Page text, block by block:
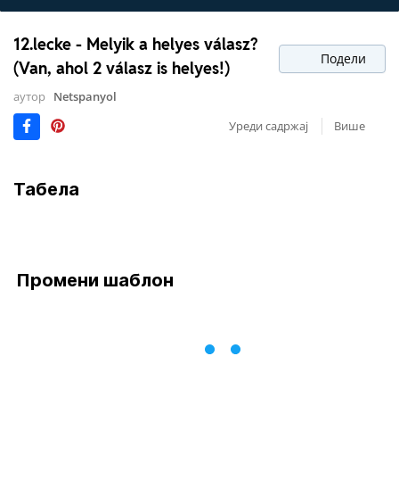
12.lecke - Melyik a helyes válasz?
(Van, ahol 2 válasz is helyes!)
Подели
аутор
Netspanyol
Уреди садржај
Више
Табела
Промени шаблон